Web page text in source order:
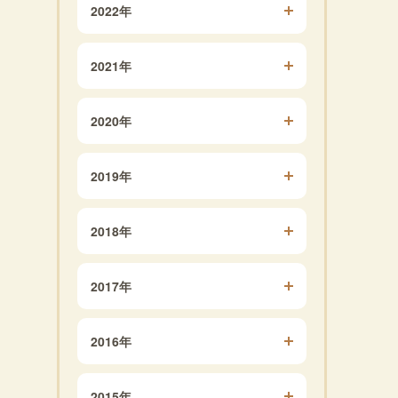
2022年
2021年
2020年
2019年
2018年
2017年
2016年